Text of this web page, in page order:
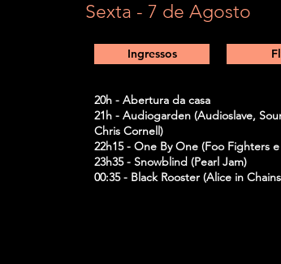
Sexta - 7 de Agosto
Ingressos
20h - Abertura da casa
21h - Audiogarden (Audioslave,
Chris Cornell)
22h15 - One By One (Foo Fighters
23h35 - Snowblind (Pearl Jam)
00:35 - Black Rooster (Alice in